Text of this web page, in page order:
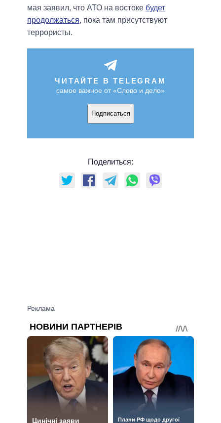
мая заявил, что АТО на востоке будет
продолжаться, пока там присутствуют
террористы.
ЧИТАЙТЕ В TELEGRAM
самое важное от «Слово и дело»
Подписаться
Поделиться: